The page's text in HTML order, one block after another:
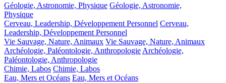
Géologie, Astronomie, Physique Géologie, Astronomie,
Physique
Cerveau, Leadership, Développement Personnel Cerveau,
Leadership, Développement Personnel
Vie Sauvage, Nature, Animaux Vie Sauvage, Nature, Animaux
Archéologie, Paléontologie, Anthropologie Archéologie,
Paléontologie, Anthropologie
Chimie, Labos Chimie, Labos
Eau, Mers et Océans Eau, Mers et Océans